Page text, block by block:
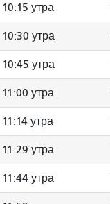
10:15 утра
10:30 утра
10:45 утра
11:00 утра
11:14 утра
11:29 утра
11:44 утра